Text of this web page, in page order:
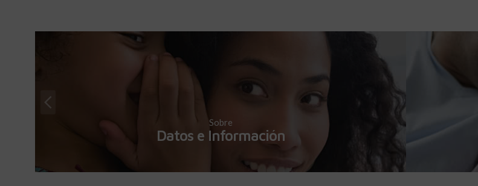
Sobre
Datos e Información